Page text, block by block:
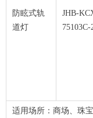
防眩式轨
道灯
JHB-
75103C-
适用场所： 商场、珠